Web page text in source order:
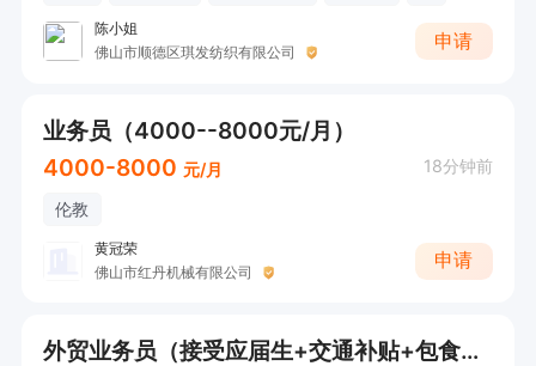
陈小姐
佛山市顺德区琪发纺织有限公司
申请
业务员（4000--8000元/月）
4000-8000 元/月 18分钟前
伦教
黄冠荣
佛山市红丹机械有限公司
申请
外贸业务员（接受应届生+交通补贴+包食宿）